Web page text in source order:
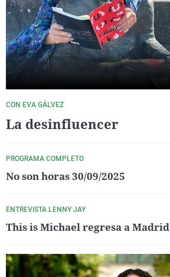
CON EVA GÁLVEZ
La desinfluencer
PROGRAMA COMPLETO
No son horas 30/09/2025
ENTREVISTA LENNY JAY
This is Michael regresa a Madrid